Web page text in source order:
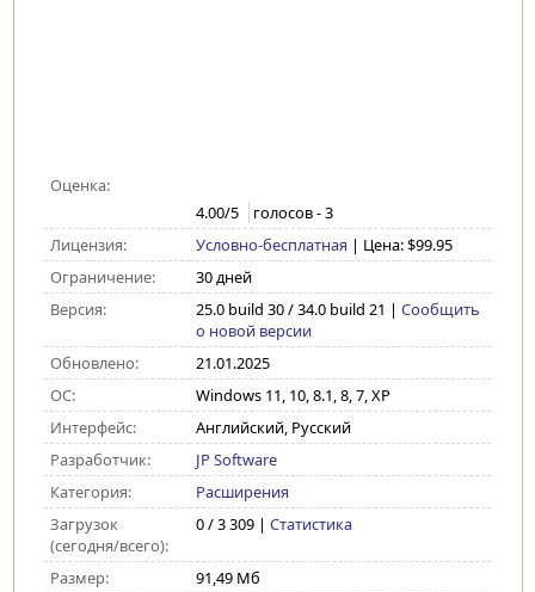
Оценка:
4.00/5 голосов -3
Лицензия:
Условно-бесплатная | Цена: $99.95
Ограничение:
30 дней
Версия:
25.0 build 30 / 34.0 build 21 | Сообщить
о новой версии
Обновлено:
21.01.2025
ОС:
Windows 11, 10, 8.1, 8, 7, XP
Интерфейс:
Английский, Русский
Разработчик:
JP Software
Категория:
Расширения
Загрузок
(сегодня/всего):
0 / 3 309 | Статистика
Размер: 91,49 Мб